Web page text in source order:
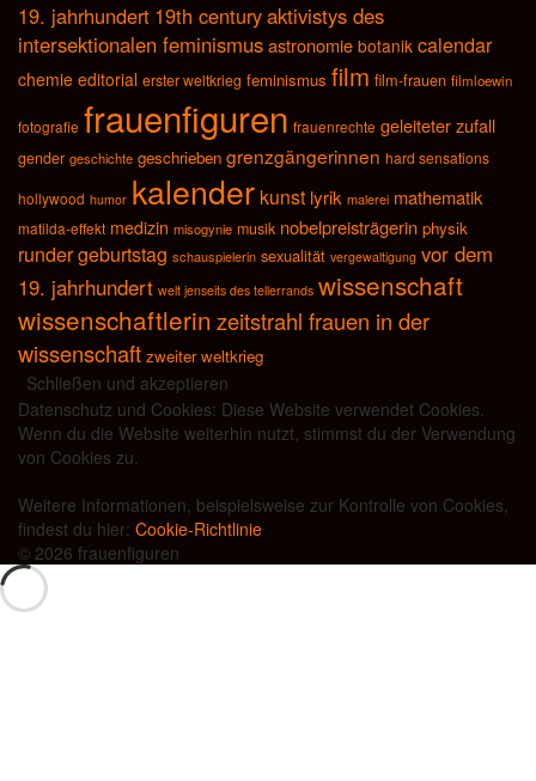
19. jahrhundert 19th centuryaktivistys des
intersektionalen feminismusastronomie botanik calendar
chemie editorial erster weltkrieg feminismus film film-frauen filmloewin
fotografie frauenfiguren frauenrechte geleiteter zufall
gender geschichte geschrieben grenzgängerinnen hard sensations
hollywood humor kalender kunst lyrik malerei mathematik
matilda-effekt medizin misogynie musik nobelpreisträgerin physik
runder geburtstag schauspielerin sexualität vergewaltigung vor dem
19. jahrhundert welt jenseits des tellerrands wissenschaft
wissenschaftlerin zeitstrahl frauen in der
wissenschaft zweiter weltkrieg
Datenschutz und Cookies: Diese Website verwendet Cookies.
Wenn du die Website weiterhin nutzt, stimmst du der Verwendung
von Cookies zu.
Weitere Informationen, beispielsweise zur Kontrolle von Cookies,
findest du hier: Cookie-Richtlinie
© 2026 frauenfiguren